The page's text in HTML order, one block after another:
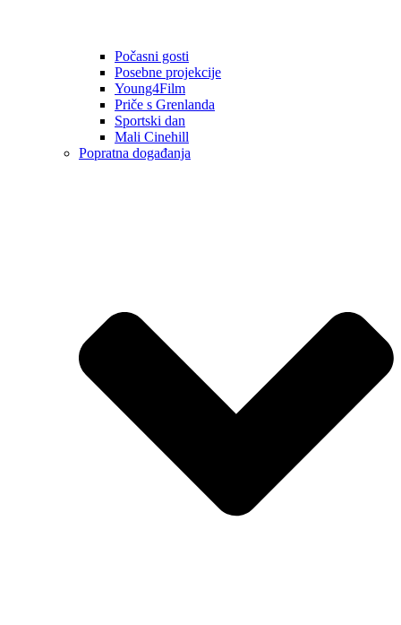
Počasni gosti
Posebne projekcije
Young4Film
Priče s Grenlanda
Sportski dan
Mali Cinehill
Popratna događanja